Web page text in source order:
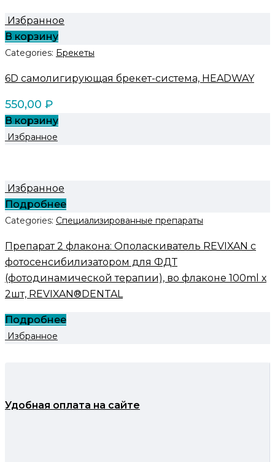
Избранное
В корзину
Categories: Брекеты
6D самолигирующая брекет-система, HEADWAY
550,00 ₽
В корзину
Избранное
Избранное
Подробнее
Categories: Специализированные препараты
Препарат 2 флакона: Ополаскиватель REVIXAN c
фотосенсибилизатором для ФДТ
(фотодинамической терапии), во флаконе 100ml х
2шт, REVIXAN®DENTAL
Подробнее
Избранное
Удобная оплата на сайте